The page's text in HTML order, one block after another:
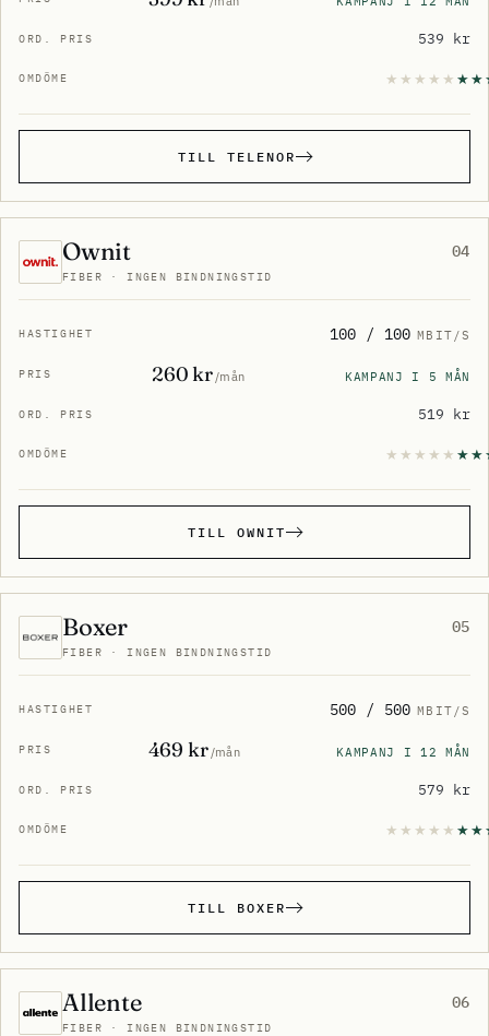
539 kr
TILL TELENOR
04
Ownit
FIBER · INGEN BINDNINGSTID
100 / 100 MBIT/S
260 kr/mån KAMPANJ I 5 MÅN
519 kr
TILL OWNIT
05
Boxer
FIBER · INGEN BINDNINGSTID
500 / 500 MBIT/S
469 kr/mån KAMPANJ I 12 MÅN
579 kr
TILL BOXER
06
Allente
FIBER · INGEN BINDNINGSTID